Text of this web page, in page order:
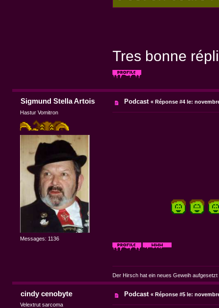
Tres bonne
Sigmund Stella Artois
Hastur Vomitron
Messages: 1136
Podcast « Réponse #4 le:
Der Hirsch hat ein neues Geweih aufgesetzt
cindy cenobyte
Velextrut sarcoma
Podcast «Réponse #5 le: